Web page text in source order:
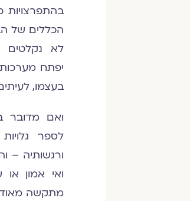
בהתפרצויות
הכללים של
לא נקלטים
יפתח מערכות
בעצמו,
ואם מדובר
לספר
ורגשותיה –
ואי אמון
מתקשה מאוד